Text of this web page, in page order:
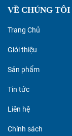
VỀ CHÚNG TÔI
Trang Chủ
Giới thiệu
Sản phẩm
Tin tức
Liên hệ
Chính sách